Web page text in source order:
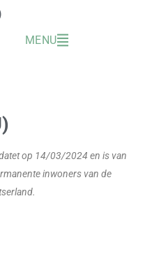
MENU
op 14/03/2024 en is van
inwoners van de